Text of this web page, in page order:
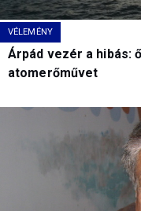
VÉLEMÉNY
Árpád vezér a hibás:
atomerőművet